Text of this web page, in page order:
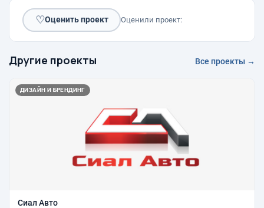
♡Оценить проект Оценили проект:
Другие проекты Все проекты →
ДИЗАЙН И БРЕНДИНГ
Сиал Авто